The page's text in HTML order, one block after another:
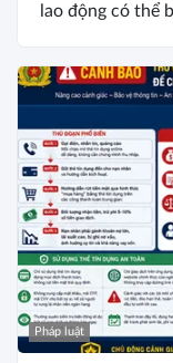
lao động có thể
Pháp luật